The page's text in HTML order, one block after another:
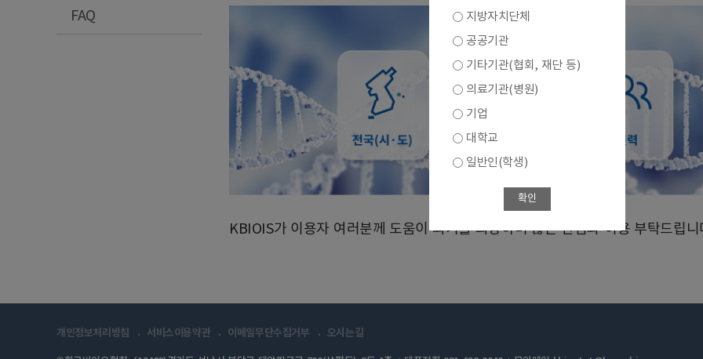
FAQ
KBIOIS가 이용자 여러분께 도움이 되기를 희망하며 많은 관심과 이용 부탁드립니
지방자치단체
공공기관
기타기관(협회, 재단 등)
의료기관(병원)
기업
대학교
일반인(학생)
확인
개인정보처리방침 서비스이용약관 이메일무단수집거부 오시는길